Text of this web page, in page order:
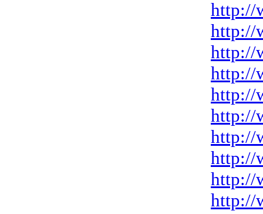
http://
http://
http://
http://
http://
http://
http://
http://
http://
http://